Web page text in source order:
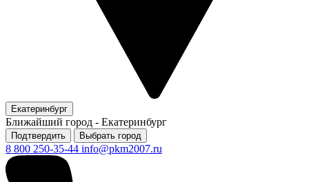
Екатеринбург
Ближайший город - Екатеринбург
Подтвердить Выбрать город
8 800 250-35-44 info@pkm2007.ru